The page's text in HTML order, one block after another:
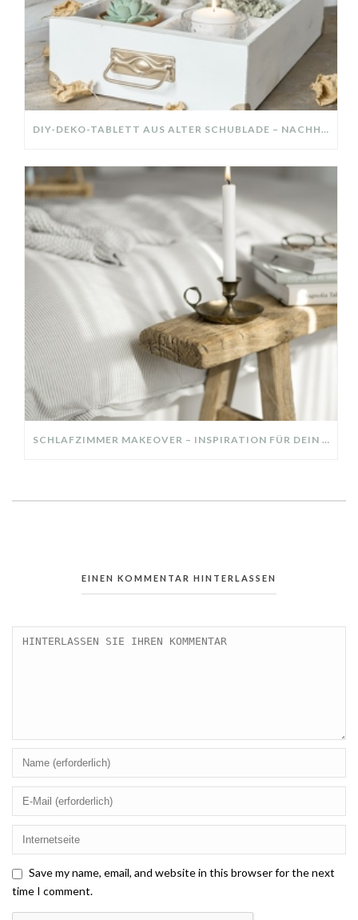
DIY-DEKO-TABLETT AUS ALTER SCHUBLADE – NACHHALTIGE HERBSTDEKO SELBER MACHEN!
SCHLAFZIMMER MAKEOVER – INSPIRATION FÜR DEIN SCHLAFZIMMER: AUS ALT MACH NEU – HELL, GEMÜTLICH UND EINLADEND
EINEN KOMMENTAR HINTERLASSEN
Save my name, email, and website in this browser for the next
time I comment.